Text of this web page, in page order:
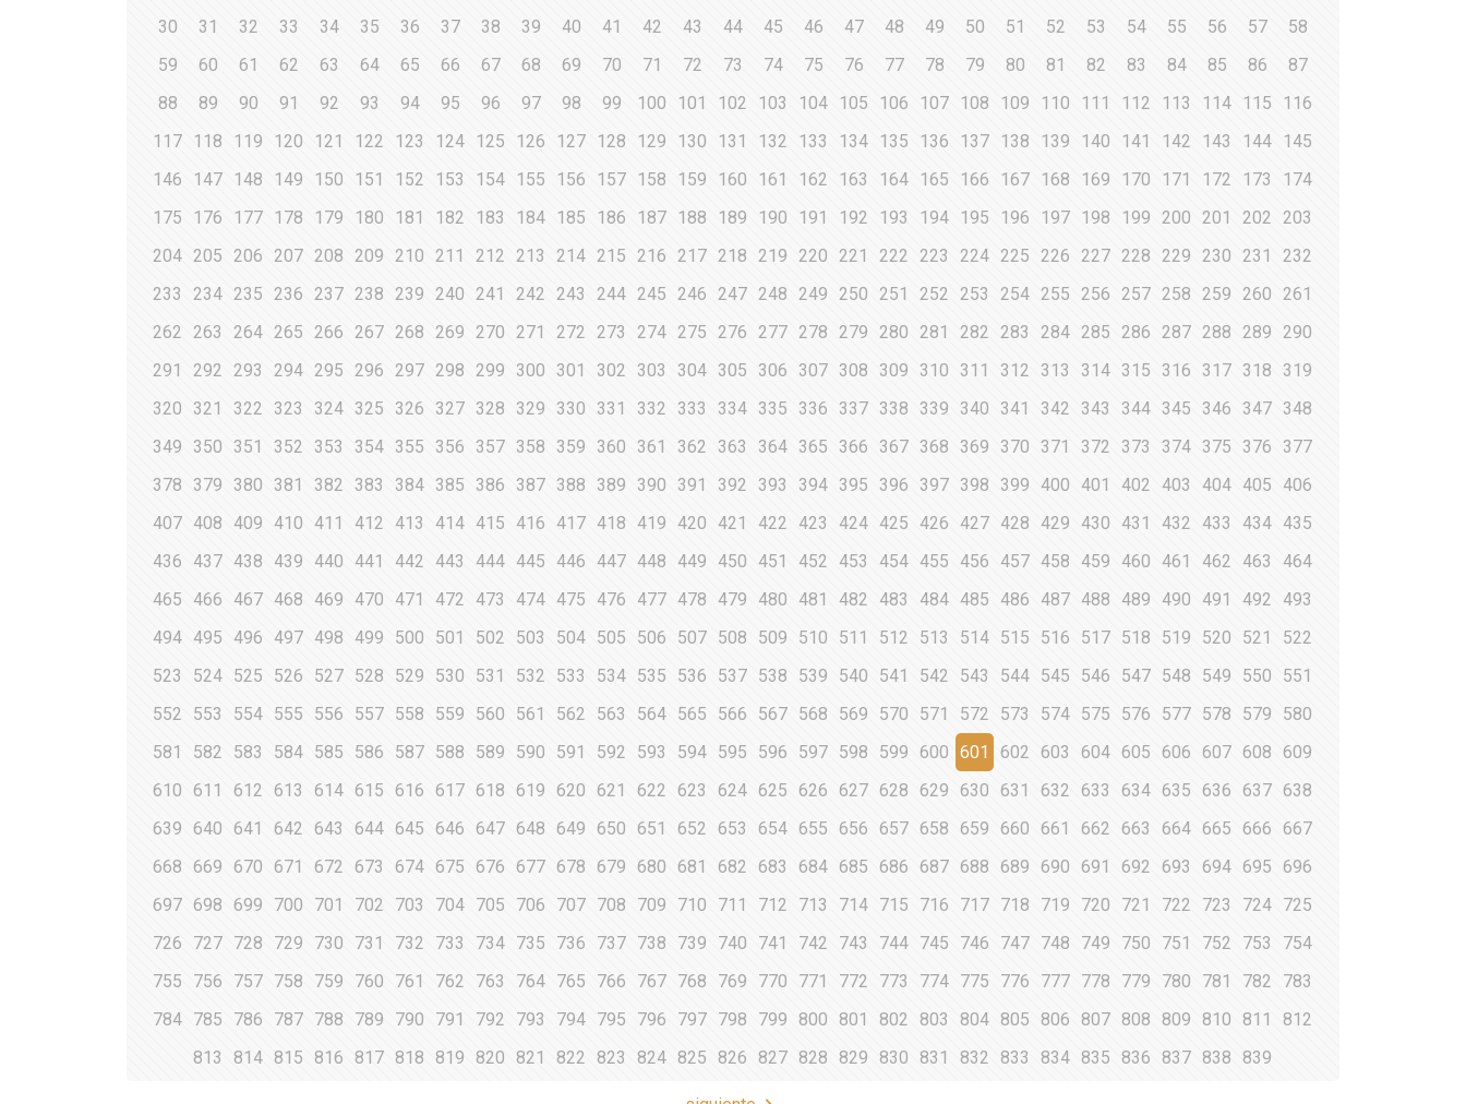
30
31 32 33 34 35 36 37 38 39 40 41 42 43 44 45 46 47 48 49 50 51 52 53 54 55 56 57
58
59
60 61 62 63 64 65 66 67 68 69 70 71 72 73 74 75 76 77 78 79 80 81 82 83 84 85 86
87
88
89 90 91 92 93 94 95 96 97 98 99 100 101 102 103 104 105 106 107 108 109 110 111 112 113 114 115
116
117 118 119 120 121 122 123 124 125 126 127 128 129 130 131 132 133 134 135 136 137 138 139 140 141 142 143 144 145
146
147 148 149 150 151 152 153 154 155 156 157 158 159 160 161 162 163 164 165 166 167 168 169 170 171 172 173
174
175
176 177 178 179 180 181 182 183 184 185 186 187 188 189 190 191 192 193 194 195 196 197 198 199 200 201 202
203
204 205 206 207 208 209 210 211 212 213 214 215 216 217 218 219 220 221 222 223 224 225 226 227 228 229 230 231
232
233
234 235 236 237 238 239 240 241 242 243 244 245 246 247 248 249 250 251 252 253 254 255 256 257 258 259 260
261
262
263 264 265 266 267 268 269 270 271 272 273 274 275 276 277 278 279 280 281 282 283 284 285 286 287 288 289
290
291
292 293 294 295 296 297 298 299 300 301 302 303 304 305 306 307 308 309 310 311 312 313 314 315 316 317 318
319
320
321 322 323 324 325 326 327 328 329 330 331 332 333 334 335 336 337 338 339 340 341 342 343 344 345 346 347 348
349
350 351 352 353 354 355 356 357 358 359 360 361 362 363 364 365 366 367 368 369 370 371 372 373 374 375 376
377
378
379 380 381 382 383 384 385 386 387 388 389 390 391 392 393 394 395 396 397 398 399 400 401 402 403 404 405
406
407 408 409 410 411 412 413 414 415 416 417 418 419 420 421 422 423 424 425 426 427 428 429 430 431 432 433 434 435
436
437 438 439 440 441 442 443 444 445 446 447 448 449 450 451 452 453 454 455 456 457 458 459 460 461 462 463
464
465
466 467 468 469 470 471 472 473 474 475 476 477 478 479 480 481 482 483 484 485 486 487 488 489 490 491 492
493
494 495 496 497 498 499 500 501 502 503 504 505 506 507 508 509 510 511 512 513 514 515 516 517 518 519 520 521
522
523
524 525 526 527 528 529 530 531 532 533 534 535 536 537 538 539 540 541 542 543 544 545 546 547 548 549 550
551
552
553 554 555 556 557 558 559 560 561 562 563 564 565 566 567 568 569 570 571 572 573 574 575 576 577 578 579
580
581
582 583 584 585 586 587 588 589 590 591 592 593 594 595 596 597 598 599 600 601 602 603 604 605 606 607 608
609
610
611 612 613 614 615 616 617 618 619 620 621 622 623 624 625 626 627 628 629 630 631 632 633 634 635 636 637 638
639
640 641 642 643 644 645 646 647 648 649 650 651 652 653 654 655 656 657 658 659 660 661 662 663 664 665 666
667
668
669 670 671 672 673 674 675 676 677 678 679 680 681 682 683 684 685 686 687 688 689 690 691 692 693 694 695
696
697 698 699 700 701 702 703 704 705 706 707 708 709 710 711 712 713 714 715 716 717 718 719 720 721 722 723 724 725
726
727 728 729 730 731 732 733 734 735 736 737 738 739 740 741 742 743 744 745 746 747 748 749 750 751 752 753
754
755
756 757 758 759 760 761 762 763 764 765 766 767 768 769 770 771 772 773 774 775 776 777 778 779 780 781 782
783
784 785 786 787 788 789 790 791 792 793 794 795 796 797 798 799 800 801 802 803 804 805 806 807 808 809 810 811
812
813
814 815 816 817 818 819 820 821 822 823 824 825 826 827 828 829 830 831 832 833 834 835 836 837 838 839